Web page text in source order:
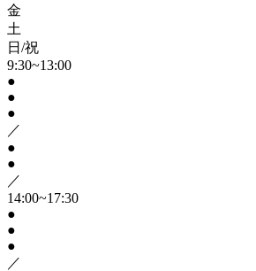
金
土
日/祝
9:30~13:00
●
●
●
／
●
●
／
14:00~17:30
●
●
●
／